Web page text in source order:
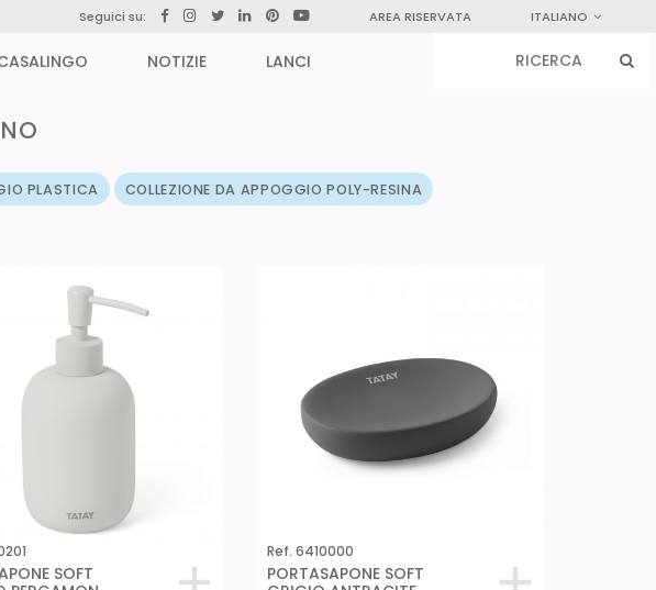
Seguici su: AREA RISERVATA ITALIANO
NOTIZIE LANCI
PLASTICA COLLEZIONE DA APPOGGIO POLY-RESINA
SOFT
Ref. 6410000
PORTASAPONE SOFT